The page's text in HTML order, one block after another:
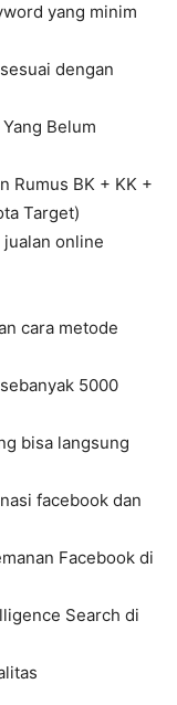
yang minim
dengan
Belum
Rumus BK + KK +
Target)
online
cara metode
5000
bisa langsung
facebook dan
Facebook di
Search di